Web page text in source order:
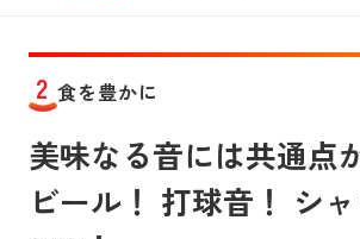
2 食を豊かに
美味なる音には共通点
ビール！ 打球音！ シ